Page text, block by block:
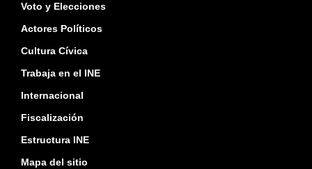
Voto y Elecciones
Actores Políticos
Cultura Cívica
Trabaja en el INE
Internacional
Fiscalización
Estructura INE
Mapa del sitio